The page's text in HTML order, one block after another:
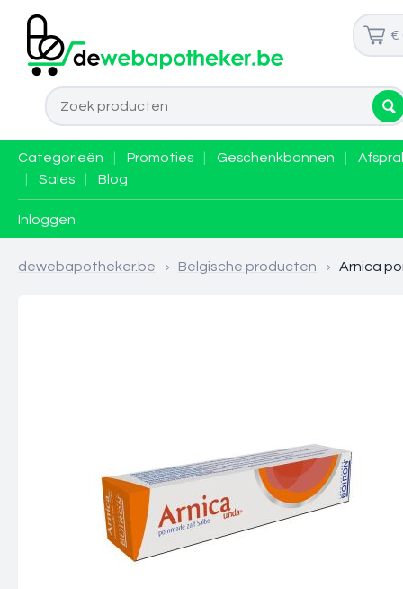
€
Categorieën Promoties Geschenkbonnen
Sales Blog
Inloggen
dewebapotheker.be > Belgische producten > Arnica